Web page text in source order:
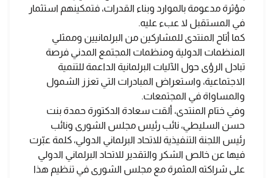
مؤثرة مدعومة بالموارد وبناء القدرات، فتمكينهم استثمار
في المستقبل لا عبء عليه.
كما أتاح المنتدى للمشاركين من البرلمانيين وممثلي
المنظمات الدولية ومنظمات المجتمع المدني فرصة
تبادل الرؤى حول الآليات البرلمانية الداعمة للتنمية
الاجتماعية، واستعراض المبادرات التي تعزز الشمول
والمساواة في المجتمعات.
وفي ختام المنتدى، ألقت سعادة الدكتورة حمدة بنت
حسن السليطي، نائب رئيس مجلس الشورى ونائب
رئيس اللجنة التنفيذية للاتحاد البرلماني الدولي، كلمة عبّرت
فيها عن خالص الشكر والتقدير للاتحاد البرلماني الدولي
على شراكته المثمرة مع مجلس الشورى في تنظيم هذا